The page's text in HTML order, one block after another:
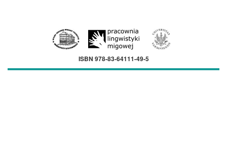
ISBN 978-83-64111-49-5